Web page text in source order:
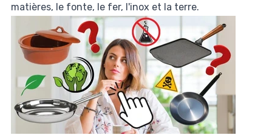
matières, le fonte, le fer, l'inox et la terre.